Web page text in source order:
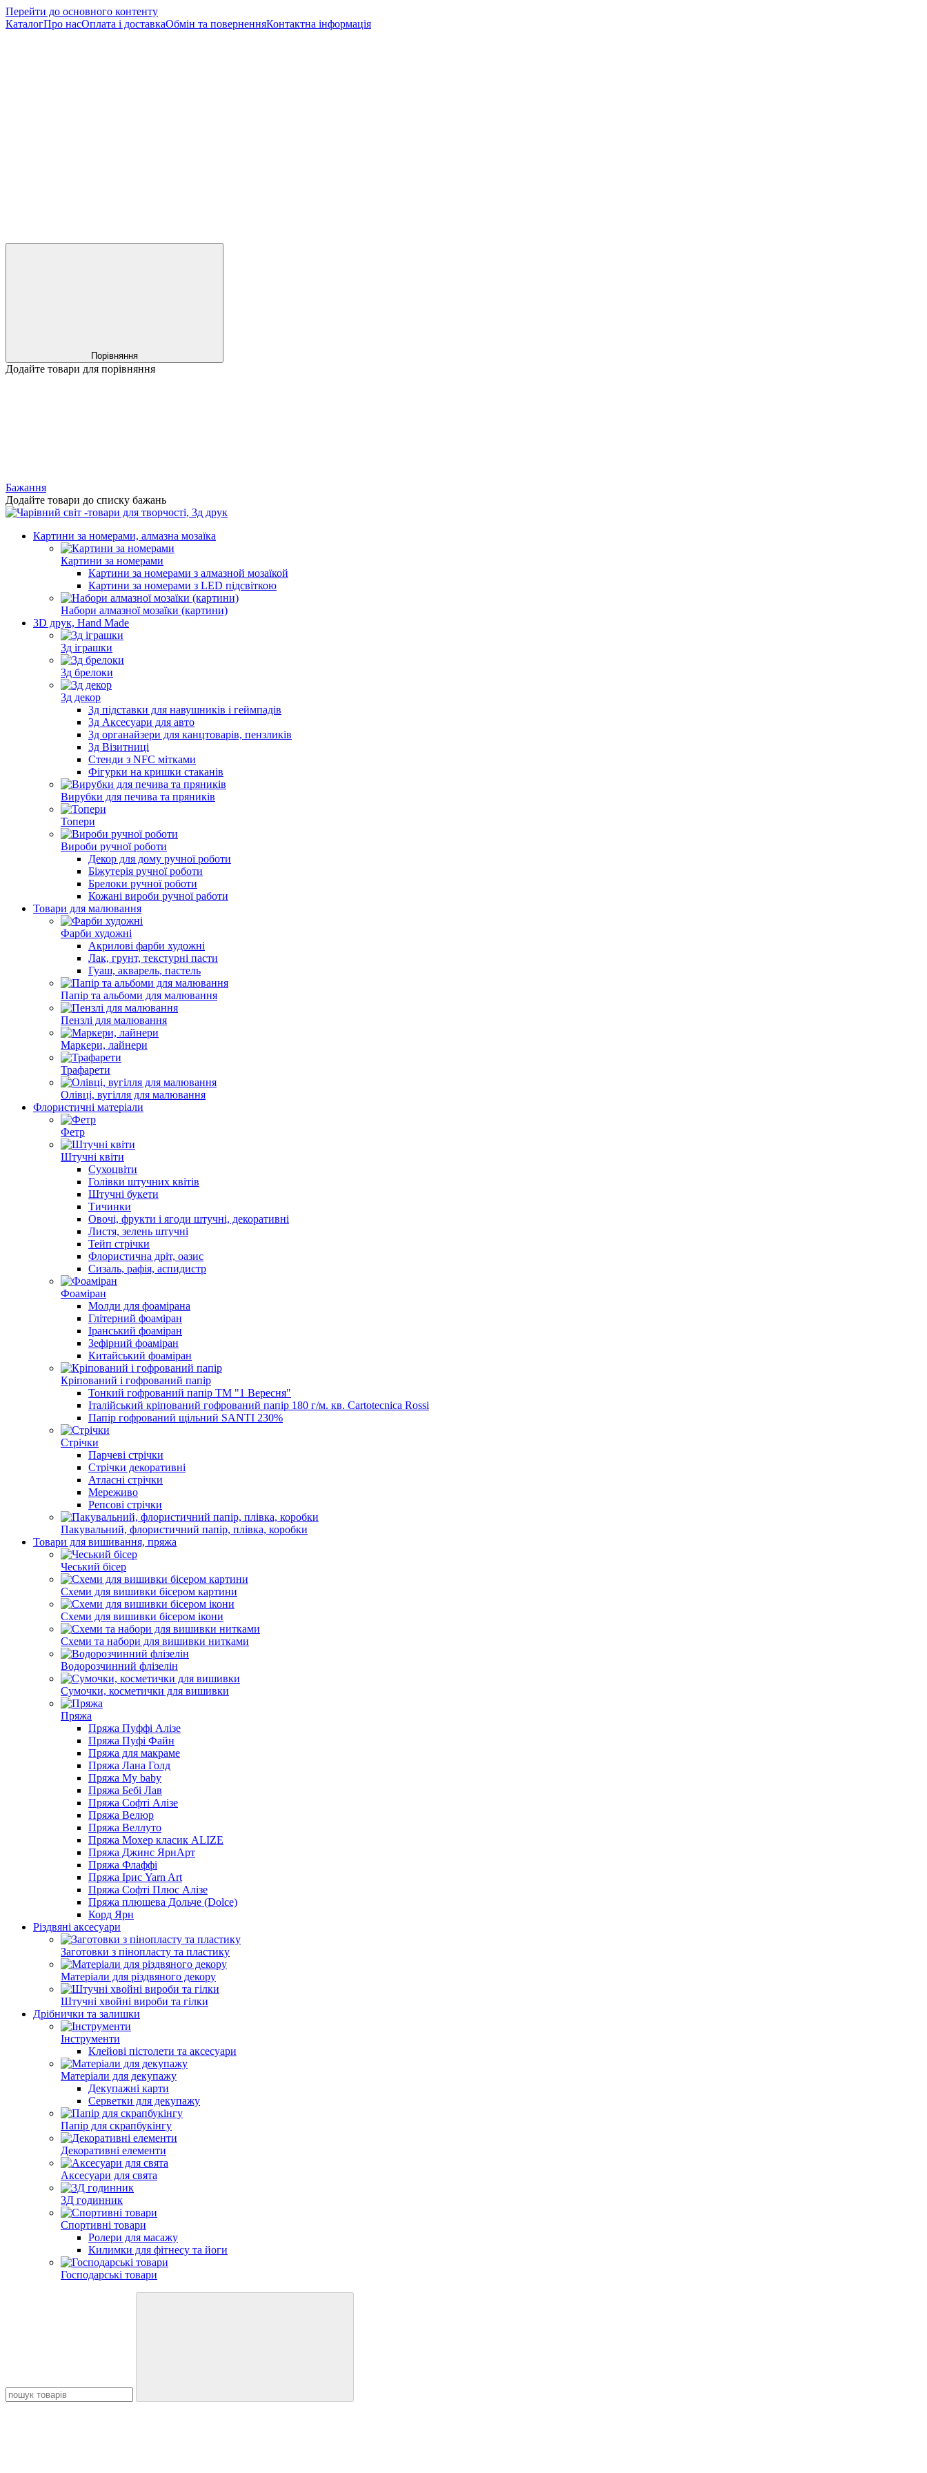
Перейти до основного контенту
КаталогПро насОплата і доставкаОбмін та поверненняКонтактна інформація
Порівняння
Додайте товари для порівняння
Бажання
Додайте товари до списку бажань
Картини за номерами, алмазна мозаїка
Картини за номерами
Картини за номерами з алмазной мозаїкой
Картини за номерами з LED підсвіткою
Набори алмазної мозаїки (картини)
3D друк, Hand Made
3д іграшки
3д брелоки
3д декор
3д підставки для навушників і геймпадів
3д Аксесуари для авто
3д органайзери для канцтоварів, пензликів
3д Візитниці
Стенди з NFC мітками
Фігурки на кришки стаканів
Вирубки для печива та пряників
Топери
Вироби ручної роботи
Декор для дому ручної роботи
Біжутерія ручної роботи
Брелоки ручної роботи
Кожані вироби ручної работи
Товари для малювання
Фарби художні
Акрилові фарби художні
Лак, грунт, текстурні пасти
Гуаш, акварель, пастель
Папір та альбоми для малювання
Пензлі для малювання
Маркери, лайнери
Трафарети
Олівці, вугілля для малювання
Флористичні матеріали
Фетр
Штучні квіти
Сухоцвіти
Голівки штучних квітів
Штучні букети
Тичинки
Овочі, фрукти і ягоди штучні, декоративні
Листя, зелень штучні
Тейп стрічки
Флористична дріт, оазис
Сизаль, рафія, аспидистр
Фоаміран
Молди для фоамірана
Глітерний фоаміран
Іранський фоаміран
Зефірний фоаміран
Китайський фоаміран
Кріпований і гофрований папір
Тонкий гофрований папір ТМ "1 Вересня"
Італійський кріпований гофрований папір 180 г/м. кв. Cartotecnica Rossi
Папір гофрований щільний SANTI 230%
Стрічки
Парчеві стрічки
Стрічки декоративні
Атласні стрічки
Мереживо
Репсові стрічки
Пакувальний, флористичний папір, плівка, коробки
Товари для вишивання, пряжа
Чеський бісер
Схеми для вишивки бісером картини
Схеми для вишивки бісером ікони
Схеми та набори для вишивки нитками
Водорозчинний флізелін
Сумочки, косметички для вишивки
Пряжа
Пряжа Пуффі Алізе
Пряжа Пуфі Файн
Пряжа для макраме
Пряжа Лана Голд
Пряжа My baby
Пряжа Бебі Лав
Пряжа Софті Алізе
Пряжа Велюр
Пряжа Веллуто
Пряжа Мохер класик ALIZE
Пряжа Джинс ЯрнАрт
Пряжа Флаффі
Пряжа Ірис Yarn Art
Пряжа Софті Плюс Алізе
Пряжа плюшева Дольче (Dolce)
Корд Ярн
Різдвяні аксесуари
Заготовки з пінопласту та пластику
Матеріали для різдвяного декору
Штучні хвойні вироби та гілки
Дрібнички та залишки
Інструменти
Клейові пістолети та аксесуари
Матеріали для декупажу
Декупажні карти
Серветки для декупажу
Папір для скрапбукінгу
Декоративні елементи
Аксесуари для свята
3Д годинник
Спортивні товари
Ролери для масажу
Килимки для фітнесу та йоги
Господарські товари